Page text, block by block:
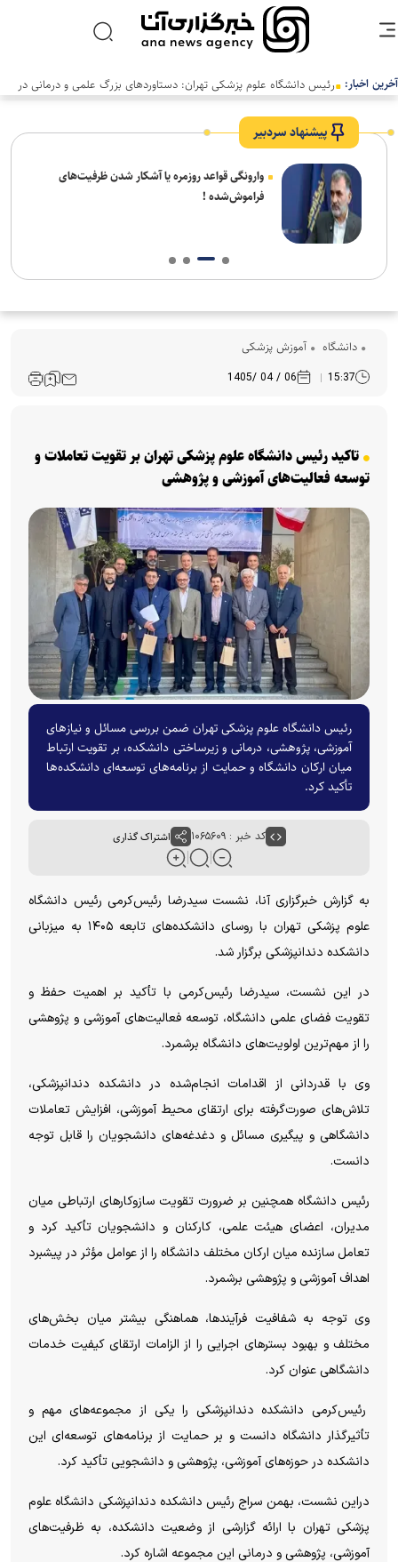
آخرین اخبار: رئیس دانشگاه علوم پزشکی تهران: دستاوردهای بزرگ علمی و درمانی در
پیشنهاد سردبیر
وارونگی قواعد روزمره یا آشکار شدن ظرفیت‌های
فراموش‌شده !
دانشگاه آموزش پزشکی
15:37
06 / 04 /1405
تاکید رئیس دانشگاه علوم پزشکی تهران بر تقویت تعاملات و
توسعه فعالیت‌های آموزشی و پژوهشی
رئیس دانشگاه علوم پزشکی تهران ضمن بررسی مسائل و نیاز‌های
آموزشی، پژوهشی، درمانی و زیرساختی دانشکده، بر تقویت ارتباط
میان ارکان دانشگاه و حمایت از برنامه‌های توسعه‌ای دانشکده‌ها
تأکید کرد.
کد خبر : ۱۰۶۵۶۰۹ اشتراک گذاری
به گزارش خبرگزاری آنا، نشست سیدرضا رئیس‌کرمی رئیس دانشگاه
علوم پزشکی تهران با روسای دانشکده‌های تابعه ۱۴۰۵ به میزبانی
دانشکده دندانپزشکی برگزار شد.
در این نشست، سیدرضا رئیس‌کرمی با تأکید بر اهمیت حفظ و
تقویت فضای علمی دانشگاه، توسعه فعالیت‌های آموزشی و پژوهشی
را از مهم‌ترین اولویت‌های دانشگاه برشمرد.
وی با قدردانی از اقدامات انجام‌شده در دانشکده دندانپزشکی،
تلاش‌های صورت‌گرفته برای ارتقای محیط آموزشی، افزایش تعاملات
دانشگاهی و پیگیری مسائل و دغدغه‌های دانشجویان را قابل توجه
دانست.
رئیس دانشگاه همچنین بر ضرورت تقویت سازوکار‌های ارتباطی میان
مدیران، اعضای هیئت علمی، کارکنان و دانشجویان تأکید کرد و
تعامل سازنده میان ارکان مختلف دانشگاه را از عوامل مؤثر در پیشبرد
اهداف آموزشی و پژوهشی برشمرد.
وی توجه به شفافیت فرآیندها، هماهنگی بیشتر میان بخش‌های
مختلف و بهبود بستر‌های اجرایی را از الزامات ارتقای کیفیت خدمات
دانشگاهی عنوان کرد.
رئیس‌کرمی دانشکده دندانپزشکی را یکی از مجموعه‌های مهم و
تأثیرگذار دانشگاه دانست و بر حمایت از برنامه‌های توسعه‌ای این
دانشکده در حوزه‌های آموزشی، پژوهشی و دانشجویی تأکید کرد.
دراین نشست، بهمن سراج رئیس دانشکده دندانپزشکی دانشگاه علوم
پزشکی تهران با ارائه گزارشی از وضعیت دانشکده، به ظرفیت‌های
آموزشی، پژوهشی و درمانی این مجموعه اشاره کرد.